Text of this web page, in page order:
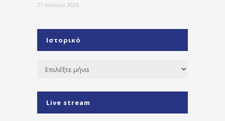
21 Ιουλίου 2026
Ιστορικό
Ιστορικό
Live stream